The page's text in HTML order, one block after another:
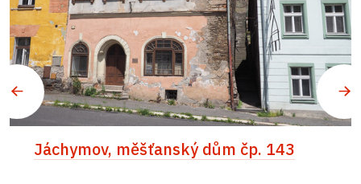
Jáchymov, měšťanský dům čp. 143